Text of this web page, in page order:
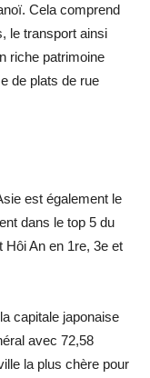
Cela comprend
le transport ainsi
riche patrimoine
de plats de rue
est également le
dans le top 5 du
An en 1re, 3e et
capitale japonaise
avec 72,58
la plus chère pour